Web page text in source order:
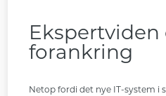
Ekspertviden
forankring
Netop fordi det nye IT-system i